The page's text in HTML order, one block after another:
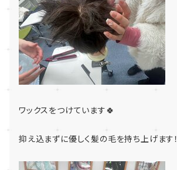
ワックスをつけています🍀
抑え込まずに優しく髪の毛を持ち上げます！